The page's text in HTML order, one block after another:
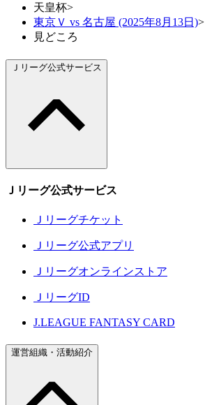
天皇杯>
東京Ｖ vs 名古屋 (2025年8月13日)>
見どころ
Ｊリーグ公式サービス
Ｊリーグ公式サービス
Ｊリーグチケット
Ｊリーグ公式アプリ
Ｊリーグオンラインストア
ＪリーグID
J.LEAGUE FANTASY CARD
運営組織・活動紹介